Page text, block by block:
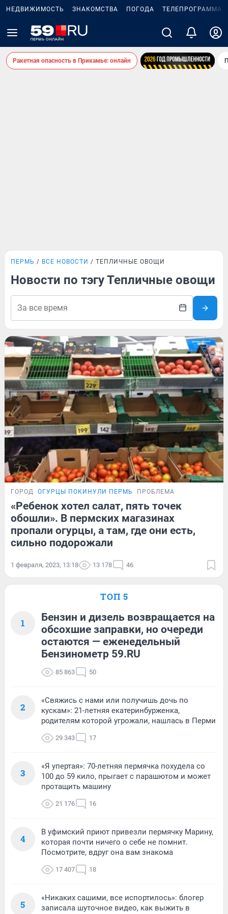
НЕДВИЖИМОСТЬ ЗНАКОМСТВА ПОГОДА ТЕЛЕПРОГРАММА
Ракетная опасность в Прикамье: онлайн
ПЕРМЬ ВСЕ НОВОСТИ ТЕПЛИЧНЫЕ ОВОЩИ
Новости по тэгу Тепличные овощи
ГОРОД ОГУРЦЫ ПОКИНУЛИ ПЕРМЬ ПРОБЛЕМА
«Ребенок хотел салат, пять точек
обошли». В пермских магазинах
пропали огурцы, а там, где они есть,
сильно подорожали
1 февраля, 2023, 13:18 13 178 46
ТОП 5
1
Бензин и дизель возвращается на
обсохшие заправки, но очереди
остаются — еженедельный
Бензинометр 59.RU
85 863 50
2
«Свяжись с нами или получишь дочь по
кускам»: 21-летняя екатеринбурженка,
родителям которой угрожали, нашлась в Перми
29 343 17
3
«Я упертая»: 70-летняя пермячка похудела со
100 до 59 кило, прыгает с парашютом и может
протащить машину
21 176 16
4
В уфимский приют привезли пермячку Марину,
которая почти ничего о себе не помнит.
Посмотрите, вдруг она вам знакома
17 407 18
5
«Никаких сашими, все испортилось»: блогер
записала шуточное видео, как выжить в